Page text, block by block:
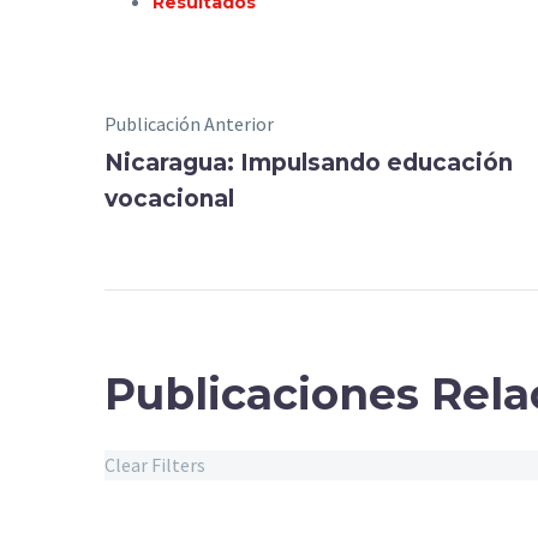
Publicación Anterior
Nicaragua: Impulsando educación
vocacional
Publicaciones
Clear Filters